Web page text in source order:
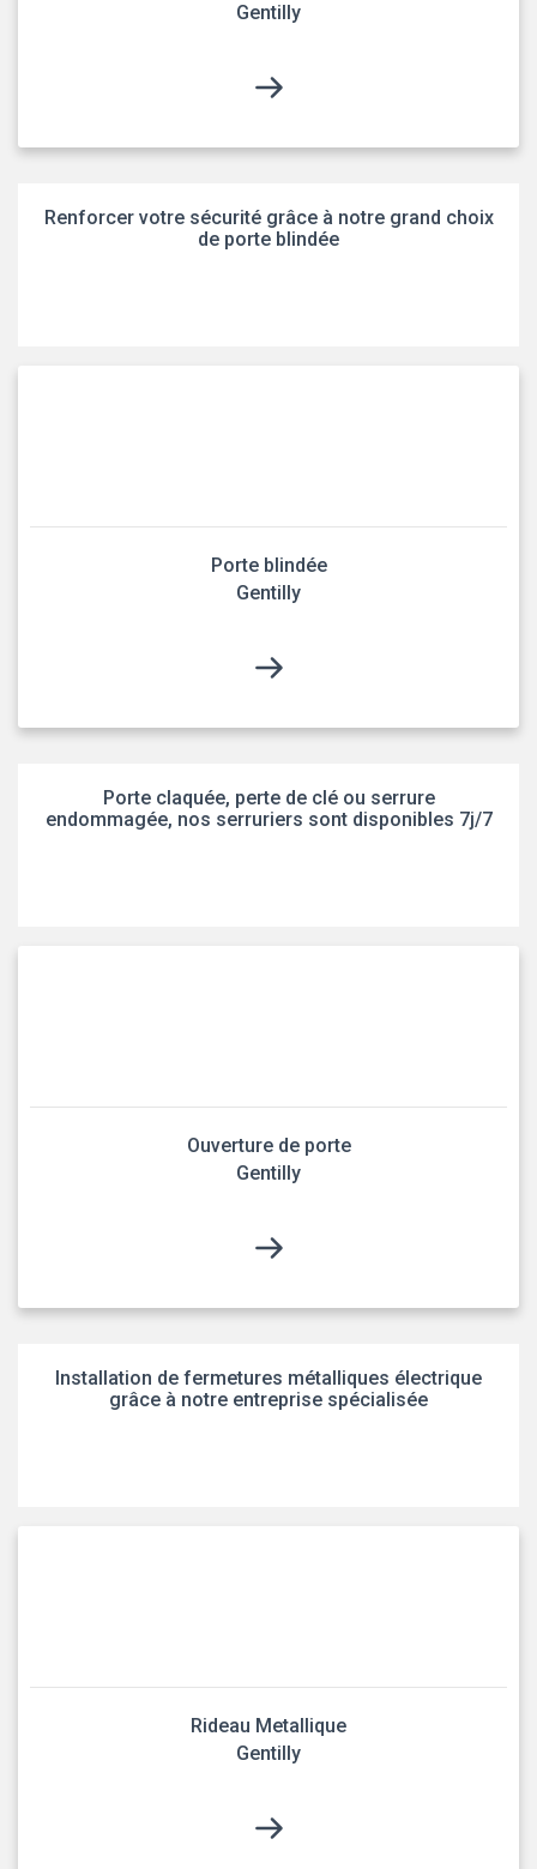
Gentilly
Renforcer votre sécurité grâce à notre grand choix
de porte blindée
Porte blindée
Gentilly
Porte claquée, perte de clé ou serrure
endommagée, nos serruriers sont disponibles 7j/7
Ouverture de porte
Gentilly
Installation de fermetures métalliques électrique
grâce à notre entreprise spécialisée
Rideau Metallique
Gentilly